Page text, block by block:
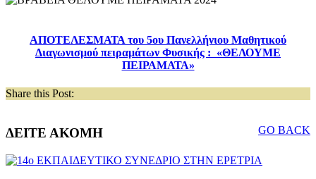
ΑΠΟΤΕΛΕΣΜΑΤΑ του 5ου Πανελλήνιου Μαθητικού
Διαγωνισμού πειραμάτων Φυσικής : «ΘΕΛΟΥΜΕ
ΠΕΙΡΑΜΑΤΑ»
Share this Post:
GO BACK
ΔΕΙΤΕ ΑΚΟΜΗ